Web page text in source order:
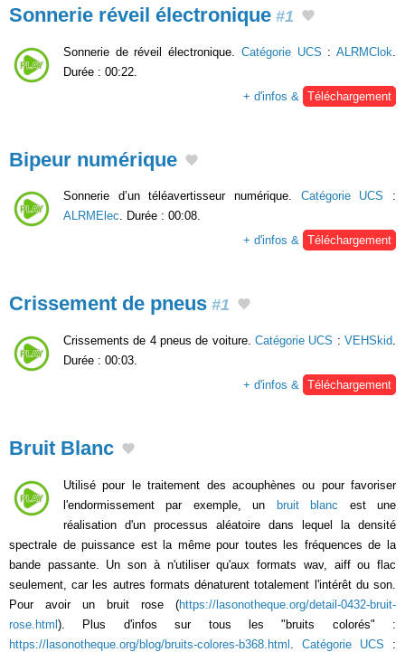
Sonnerie réveil électronique #1
Sonnerie de réveil électronique. Catégorie UCS :ALRMClok
Durée : 00:22.
+ d'infos &
Téléchargement
Bipeur numérique
Sonnerie d’un téléavertisseur numérique. Catégorie UCS :
ALRMElec. Durée : 00:08.
+ d'infos & Téléchargement
Crissement de pneus #1
Crissements de 4 pneus de voiture. Catégorie UCS :VEHSkid.
Durée : 00:03.
+ d'infos & Téléchargement
Bruit Blanc
Utilisé pour le traitement des acouphènes ou pour favoriser
l'endormissement par exemple, un
bruit blanc est une
réalisation d'un processus aléatoire dans lequel la densité
spectrale de puissance est la même pour toutes les fréquences de la
bande passante. Un son à n'utiliser qu'aux formats wav, aiff ou flac
seulement, car les autres formats dénaturent totalement l'intérêt du son.
Pour avoir un bruit rose (https://lasonotheque.org/detail-0432-bruit-
rose.html ). Plus d'infos sur tous les "bruits colorés" :
https://lasonotheque.org/blog/bruits-colores-b368.html
Catégorie UCS :